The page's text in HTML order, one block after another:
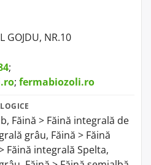
GOJDU, NR.10
;
; fermabiozoli.ro
Făină > Făină integrală de
grâu, Făină > Făină
Făină integrală Spelta,